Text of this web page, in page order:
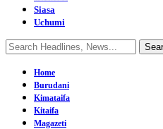
Siasa
Uchumi
Home
Burudani
Kimataifa
Kitaifa
Magazeti